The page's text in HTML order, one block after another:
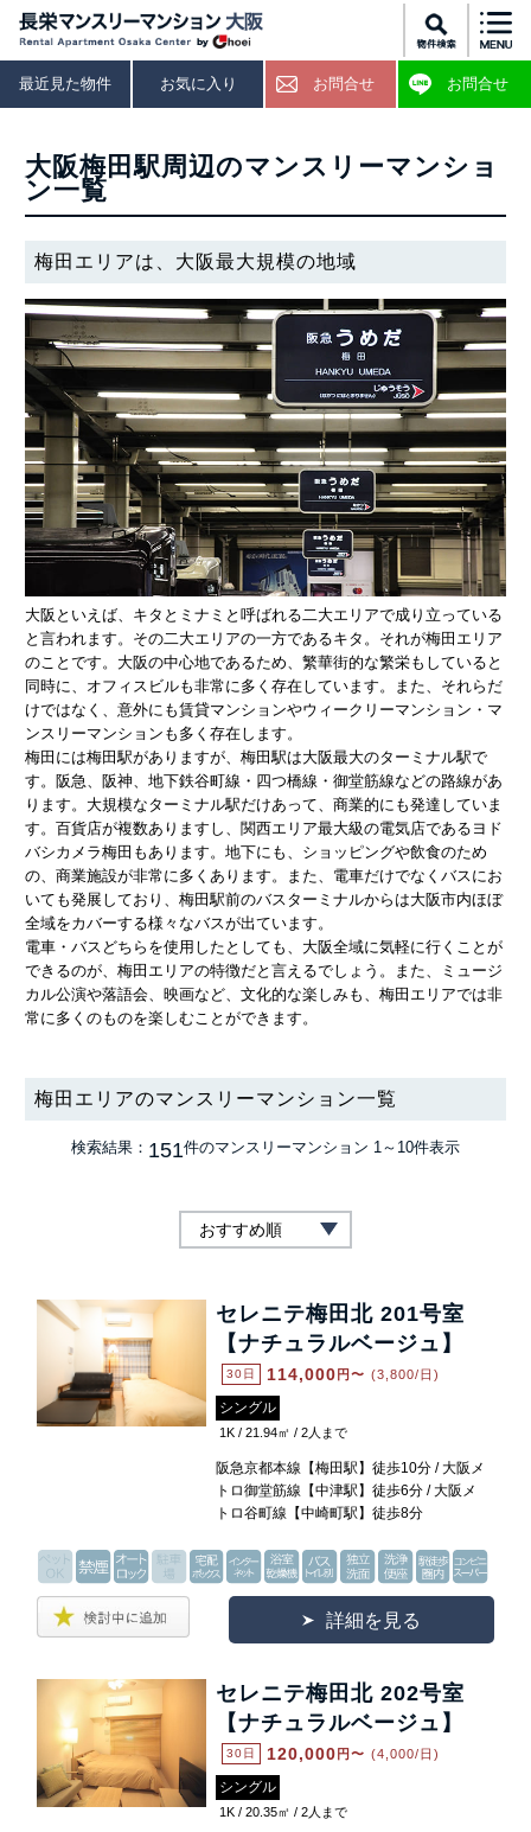
最近見た物件 お気に入り お問合せ お問合せ
大阪梅田駅周辺のマンスリーマンショ
ン一覧
梅田エリアは、大阪最大規模の地域
大阪といえば、キタとミナミと呼ばれる二大エリアで成り立っている
と言われます。その二大エリアの一方であるキタ。それが梅田エリア
のことです。大阪の中心地であるため、繁華街的な繁栄もしていると
同時に、オフィスビルも非常に多く存在しています。また、それらだ
けではなく、意外にも賃貸マンションやウィークリーマンション・マ
ンスリーマンションも多く存在します。
梅田には梅田駅がありますが、梅田駅は大阪最大のターミナル駅で
す。阪急、阪神、地下鉄谷町線・四つ橋線・御堂筋線などの路線があ
ります。大規模なターミナル駅だけあって、商業的にも発達していま
す。百貨店が複数ありますし、関西エリア最大級の電気店であるヨド
バシカメラ梅田もあります。地下にも、ショッピングや飲食のため
の、商業施設が非常に多くあります。また、電車だけでなくバスにお
いても発展しており、梅田駅前のバスターミナルからは大阪市内ほぼ
全域をカバーする様々なバスが出ています。
電車・バスどちらを使用したとしても、大阪全域に気軽に行くことが
できるのが、梅田エリアの特徴だと言えるでしょう。また、ミュージ
カル公演や落語会、映画など、文化的な楽しみも、梅田エリアでは非
常に多くのものを楽しむことができます。
梅田エリアのマンスリーマンション一覧
検索結果： 151件のマンスリーマンション 1～10件表示
セレニテ梅田北 201号室
【ナチュラルベージュ】
30日 114,000 円〜 (3,800/日)
シングル
1K / 21.94㎡ / 2人まで
阪急京都本線【梅田駅】徒歩10分 / 大阪メ
トロ御堂筋線【中津駅】徒歩6分 / 大阪メ
トロ谷町線【中崎町駅】徒歩8分
詳細を見る
セレニテ梅田北 202号室
【ナチュラルベージュ】
30日 120,000 円〜 (4,000/日)
シングル
1K / 20.35㎡ / 2人まで